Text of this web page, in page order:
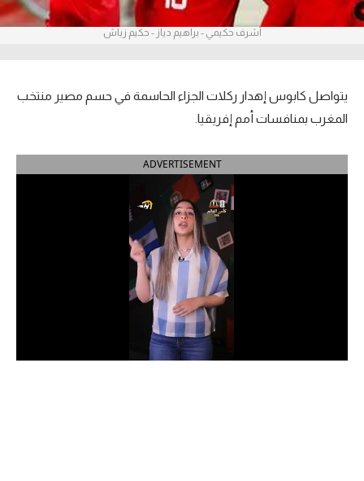
أمريكا 2026
الدوري الإسباني
الدوري الإيطالي
الدوري السعودي للمحترفين
أشرف حكيمي - براهيم دياز - حكيم زياش
يتواصل كابوس إهدار ركلات الجزاء الحاسمة في حسم مصير منتخب
المغرب بمنافسات أمم إفريقيا.
ADVERTISEMENT